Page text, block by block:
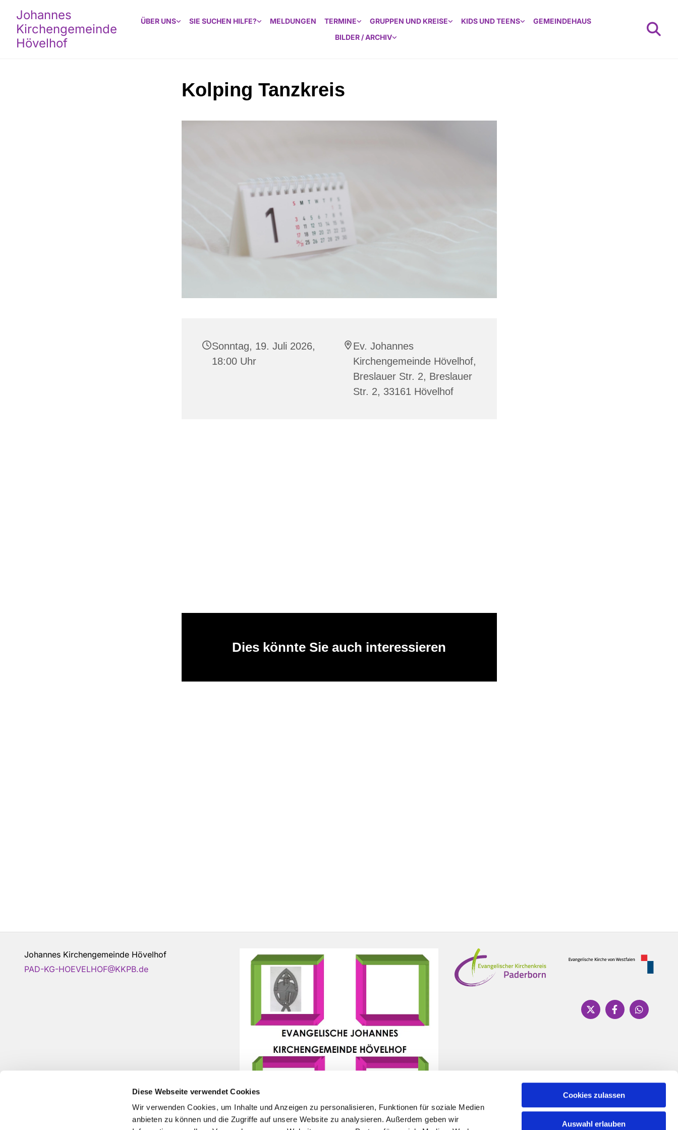
Diese Webseite verwendet Cookies
Wir verwenden Cookies, um Inhalte und Anzeigen zu personalisieren, Funktionen für soziale Medien
anbieten zu können und die Zugriffe auf unsere Website zu analysieren. Außerdem geben wir
Cookies zulassen
Auswahl erlauben
Johannes
Kirchengemeinde
Hövelhof
ÜBER UNS SIE SUCHEN HILFE? MELDUNGEN TERMINE GRUPPEN UND KREISE KIDS UND TEENS
GEMEINDEHAUS
BILDER / ARCHIV
Kolping Tanzkreis
Sonntag, 19. Juli 2026,
18:00 Uhr
Ev. Johannes
Kirchengemeinde Hövelhof,
Breslauer Str. 2, Breslauer
Str. 2, 33161 Hövelhof
Dies könnte Sie auch interessieren
Johannes Kirchengemeinde Hövelhof
PAD-KG-HOEVELHOF@KKPB.de